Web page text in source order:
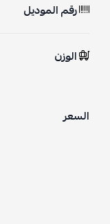
رقم الموديل
الوزن
السعر